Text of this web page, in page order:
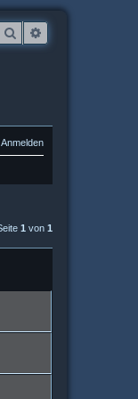
Suche
Anmelden
1 von 1